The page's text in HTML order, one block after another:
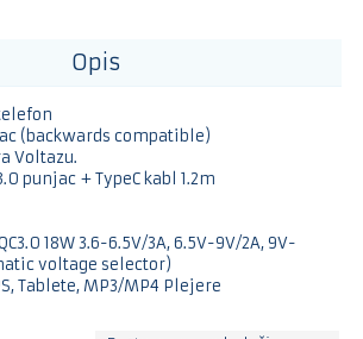
Opis
(backwards compatible)
Voltazu.
punjac + TypeC kabl 1.2m
18W 3.6-6.5V/3A, 6.5V-9V/2A, 9V-
voltage selector)
Tablete, MP3/MP4 Plejere